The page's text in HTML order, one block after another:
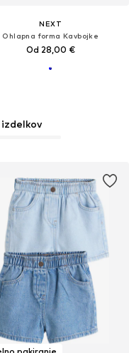
NEXT
Ohlapna forma Kavbojke
Od 28,00 €